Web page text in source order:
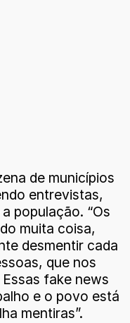
de municípios
entrevistas,
população. “Os
muita coisa,
desmentir cada
que nos
fake news
e o povo está
mentiras”.